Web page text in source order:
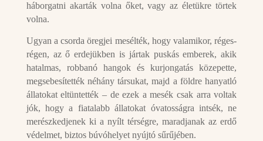
háborgatni akarták volna őket, vagy az életükre törtek
volna.
Ugyan a csorda öregjei mesélték, hogy valamikor, réges-
régen, az ő erdejükben is jártak puskás emberek, akik
hatalmas, robbanó hangok és kurjongatás közepette,
megsebesítették néhány társukat, majd a földre hanyatló
állatokat eltüntették – de ezek a mesék csak arra voltak
jók, hogy a fiatalabb állatokat óvatosságra intsék, ne
merészkedjenek ki a nyílt térségre, maradjanak az erdő
védelmet, biztos búvóhelyet nyújtó sűrűjében.